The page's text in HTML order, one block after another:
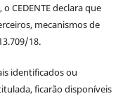
CEDENTE declara que
mecanismos de
18.
identificados ou
ficarão disponíveis